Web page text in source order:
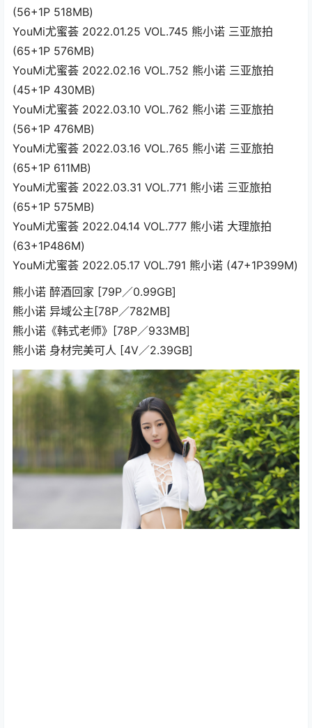
(56+1P 518MB)
YouMi尤蜜荟 2022.01.25 VOL.745 熊小诺 三亚旅拍
(65+1P 576MB)
YouMi尤蜜荟 2022.02.16 VOL.752 熊小诺 三亚旅拍
(45+1P 430MB)
YouMi尤蜜荟 2022.03.10 VOL.762 熊小诺 三亚旅拍
(56+1P 476MB)
YouMi尤蜜荟 2022.03.16 VOL.765 熊小诺 三亚旅拍
(65+1P 611MB)
YouMi尤蜜荟 2022.03.31 VOL.771 熊小诺 三亚旅拍
(65+1P 575MB)
YouMi尤蜜荟 2022.04.14 VOL.777 熊小诺 大理旅拍
(63+1P486M)
YouMi尤蜜荟 2022.05.17 VOL.791 熊小诺 (47+1P399M)
熊小诺 醉酒回家 [79P／0.99GB]
熊小诺 异域公主[78P／782MB]
熊小诺《韩式老师》[78P／933MB]
熊小诺 身材完美可人 [4V／2.39GB]